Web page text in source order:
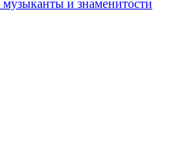
и знаменитости